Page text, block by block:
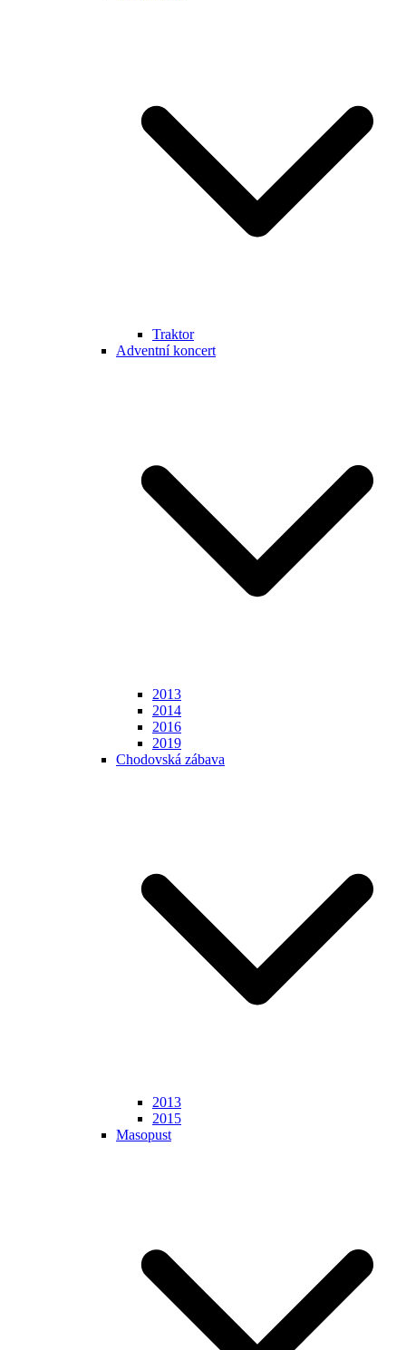
Traktor
Adventní koncert
2013
2014
2016
2019
Chodovská zábava
2013
2015
Masopust